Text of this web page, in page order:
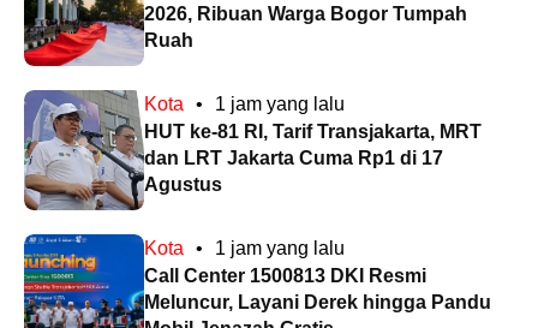
2026, Ribuan Warga Bogor Tumpah
Ruah
Kota •
1 jam yang lalu
HUT ke-81 RI, Tarif Transjakarta, MRT
dan LRT Jakarta Cuma Rp1 di 17
Agustus
Kota •
1 jam yang lalu
Call Center 1500813 DKI Resmi
Meluncur, Layani Derek hingga Pandu